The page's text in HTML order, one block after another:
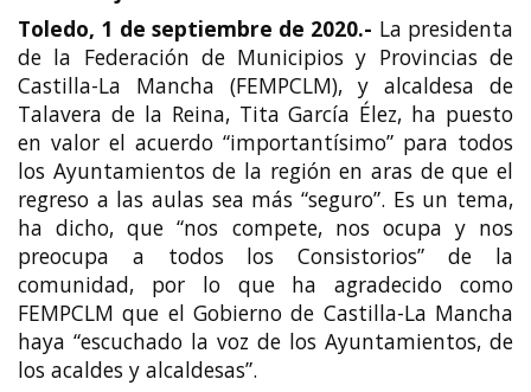
Toledo, 1 de septiembre de 2020.- La presidenta
de la Federación de Municipios y Provincias de
Castilla-La Mancha (FEMPCLM), y alcaldesa de
Talavera de la Reina, Tita García Élez, ha puesto
en valor el acuerdo “importantísimo” para todos
los Ayuntamientos de la región en aras de que el
regreso a las aulas sea más “seguro”. Es un tema,
ha dicho, que “nos compete, nos ocupa y nos
preocupa a todos los Consistorios” de la
comunidad, por lo que ha agradecido como
FEMPCLM que el Gobierno de Castilla-La Mancha
haya “escuchado la voz de los Ayuntamientos, de
los acaldes y alcaldesas”.